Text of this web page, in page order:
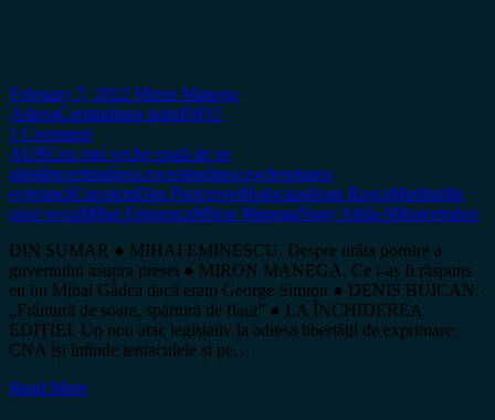
February 7, 2022 Miron Manega
ArhivaCertitudinea printINFO
1 Comment
AURCea mai veche roată de pe
pământcertitudinea.rocertitudinea.rochestiunea
evreiascăCucuteniDan PuricevreiHolocaustIoan RoșcaMeditațiile
unui secuiMihai EminescuMiron ManegaNagy Attila-Mihaiortodox
DIN SUMAR ● MIHAI EMINESCU. Despre urâta pornire a
guvernului asupra presei ● MIRON MANEGA. Ce i-aș fi răspuns
eu lui Mihai Gâdea dacă eram George Simion ● DENIS BUICAN.
„Frântură de soare, spărtură de flaut” ● LA ÎNCHIDEREA
EDIȚIEI: Un nou atac legislativ la adresa libertății de exprimare:
CNA își întinde tentaculele și pe…
Read More